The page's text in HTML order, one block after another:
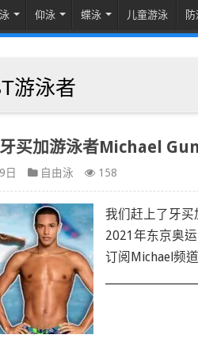
仰泳 蝶泳 儿童游泳
游泳者
买加游泳者Michael
日 自由泳 158
我们赶上了牙买
2021年东京奥
订阅Michael频道